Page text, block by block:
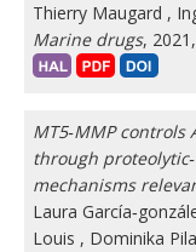
Thierry Maugard ,
Marine drugs,
MT5‐MMP controls
through
mechanisms
Laura
Louis , Dominika